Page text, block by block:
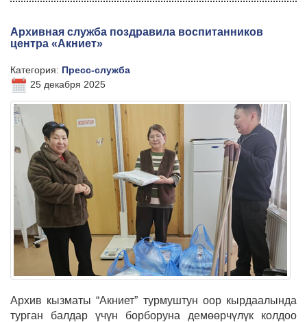
Архивная служба поздравила воспитанников
центра «Акниет»
Категория: Пресс-служба
25 декабря 2025
Архив кызматы “Акниет” турмуштун оор кырдаалында
турган балдар үчүн борборуна демөөрчүлүк колдоо